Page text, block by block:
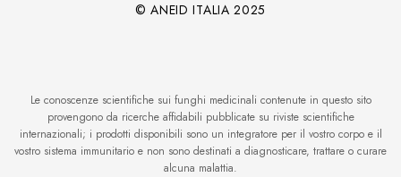
© ANEID ITALIA 2025
Le conoscenze scientifiche sui funghi medicinali contenute in questo sito
provengono da ricerche affidabili pubblicate su riviste scientifiche
internazionali; i prodotti disponibili sono un integratore per il vostro corpo e il
vostro sistema immunitario e non sono destinati a diagnosticare, trattare o curare
alcuna malattia.